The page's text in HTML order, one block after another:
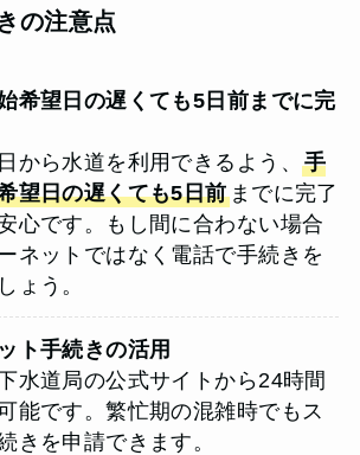
の注意点
希望日の遅くても5日前までに完
から水道を利用できるよう、 手
望日の遅くても5日前までに完了
心です。もし間に合わない場合
ネットではなく電話で手続きを
ょう。
ト手続きの活用
水道局の公式サイトから24時間
能です。繁忙期の混雑時でもス
きを申請できます。